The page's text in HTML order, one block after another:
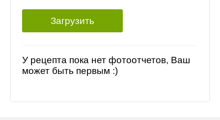
Загрузить
У рецепта пока нет фотоотчетов, Ваш
может быть первым :)